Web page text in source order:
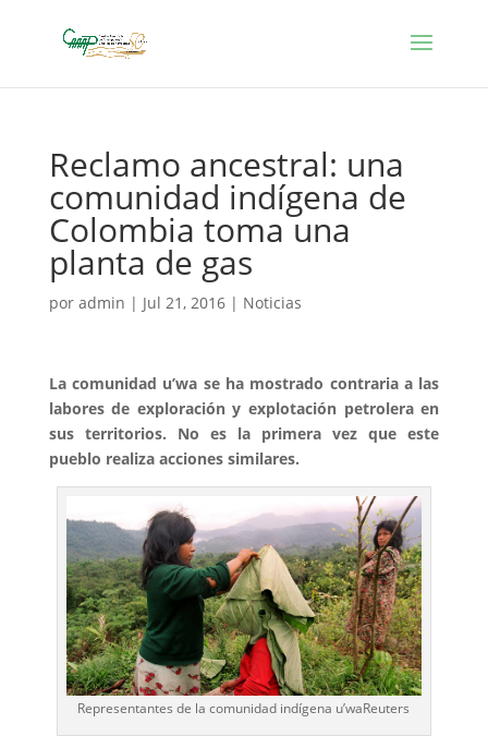
Reclamo ancestral: una
comunidad indígena de
Colombia toma una
planta de gas
por admin | Jul 21, 2016| Noticias
La comunidad u’wa se ha mostrado contraria a las
labores de exploración y explotación petrolera en
sus territorios. No es la primera vez que este
pueblo realiza acciones similares.
Representantes de la comunidad indígena u’waReuters